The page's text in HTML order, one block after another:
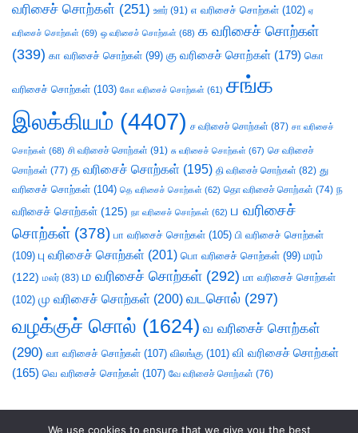
வரிசைச் சொற்கள் (251) ஊர் (91) எ வரிசைச் சொற்கள் (102) ஏ
வரிசைச் சொற்கள் (69) ஒ வரிசைச் சொற்கள் (68) க வரிசைச் சொற்கள்
(339) கா வரிசைச் சொற்கள் (99) கு வரிசைச் சொற்கள் (179) கொ
வரிசைச் சொற்கள் (103) கோ வரிசைச் சொற்கள் (61) சங்க
இலக்கியம் (4407) ச வரிசைச் சொற்கள் (87) சா வரிசைச்
சொற்கள் (68) சி வரிசைச் சொற்கள் (91) சு வரிசைச் சொற்கள் (67) செ வரிசைச்
சொற்கள் (77) த வரிசைச் சொற்கள் (195) தி வரிசைச் சொற்கள் (82) து
வரிசைச் சொற்கள் (104) தெ வரிசைச் சொற்கள் (62) தொ வரிசைச் சொற்கள் (74) ந
வரிசைச் சொற்கள் (125) நா வரிசைச் சொற்கள் (62) ப வரிசைச்
சொற்கள் (378) பா வரிசைச் சொற்கள் (105) பி வரிசைச் சொற்கள்
(109) பு வரிசைச் சொற்கள் (201) பொ வரிசைச் சொற்கள் (99) மரம்
(122) மலர் (83) ம வரிசைச் சொற்கள் (292) மா வரிசைச் சொற்கள்
(102) மு வரிசைச் சொற்கள் (200) வடசொல் (297)
வழக்குச் சொல் (1624) வ வரிசைச் சொற்கள்
(290) வா வரிசைச் சொற்கள் (107) விலங்கு (101) வி வரிசைச் சொற்கள்
(165) வெ வரிசைச் சொற்கள் (107) வே வரிசைச் சொற்கள் (76)
We use cookies to ensure that we give you the best